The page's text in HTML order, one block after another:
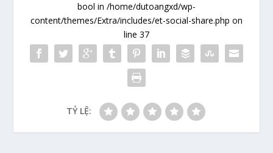
bool in /home/dutoangxd/wp-
content/themes/Extra/includes/et-social-share.php on
line 37
TỶ LỆ: